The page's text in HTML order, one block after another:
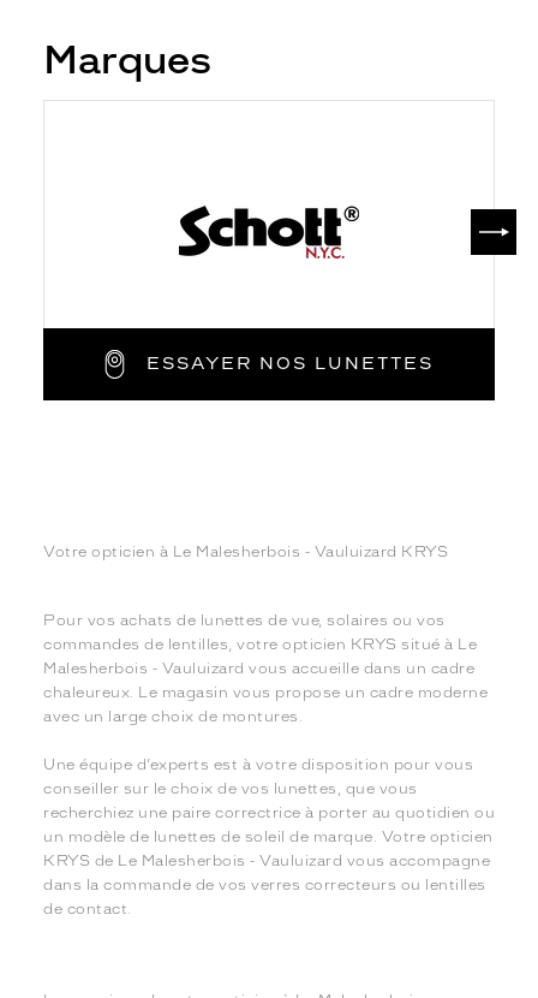
Marques
ESSAYER NOS LUNETTES
Votre opticien à Le Malesherbois - Vauluizard KRYS
Pour vos achats de lunettes de vue, solaires ou vos
commandes de lentilles, votre opticien KRYS situé à Le
Malesherbois - Vauluizard vous accueille dans un cadre
chaleureux. Le magasin vous propose un cadre moderne
avec un large choix de montures.
Une équipe d’experts est à votre disposition pour vous
conseiller sur le choix de vos lunettes, que vous
recherchiez une paire correctrice à porter au quotidien ou
un modèle de lunettes de soleil de marque. Votre opticien
KRYS de Le Malesherbois - Vauluizard vous accompagne
dans la commande de vos verres correcteurs ou lentilles
de contact.